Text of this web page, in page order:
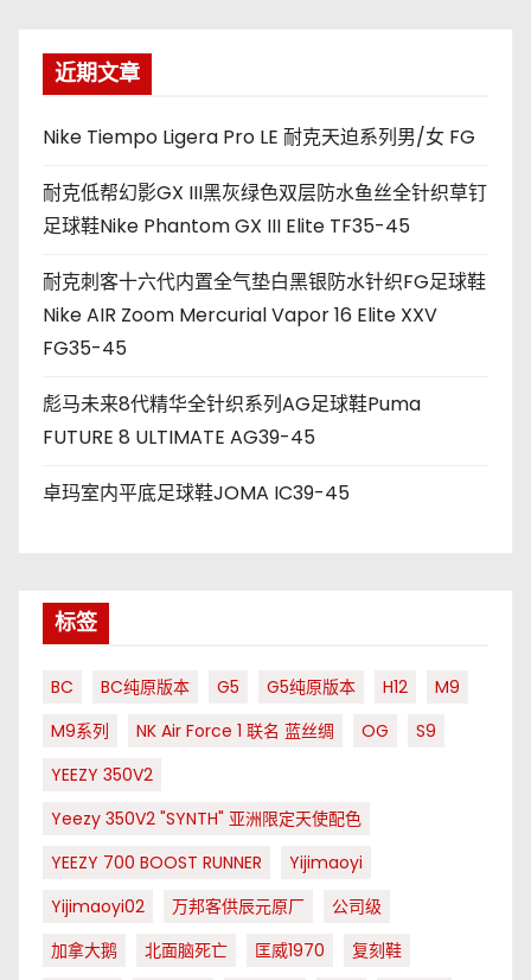
近期文章
Nike Tiempo Ligera Pro LE 耐克天迫系列男/女 FG
耐克低帮幻影GX III黑灰绿色双层防水鱼丝全针织草钉
足球鞋Nike Phantom GX III Elite TF35-45
耐克刺客十六代内置全气垫白黑银防水针织FG足球鞋
Nike AIR Zoom Mercurial Vapor 16 Elite XXV
FG35-45
彪马未来8代精华全针织系列AG足球鞋Puma
FUTURE 8 ULTIMATE AG39-45
卓玛室内平底足球鞋JOMA IC39-45
标签
BC BC纯原版本 G5 G5纯原版本 H12
M9
M9系列
NK Air Force 1 联名 蓝丝绸 OG
S9
YEEZY 350V2
Yeezy 350V2 "SYNTH" 亚洲限定天使配色
YEEZY 700 BOOST RUNNER
Yijimaoyi
Yijimaoyi02
万邦客供辰元原厂
公司级
加拿大鹅
北面脑死亡 匡威1970 复刻鞋